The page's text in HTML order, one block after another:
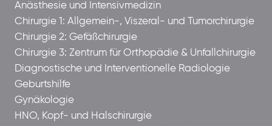
Anästhesie und Intensivmedizin
Chirurgie 1: Allgemein-, Viszeral- und Tumorchirurgie
Chirurgie 2: Gefäßchirurgie
Chirurgie 3: Zentrum für Orthopädie & Unfallchirurgie
Diagnostische und Interventionelle Radiologie
Geburtshilfe
Gynäkologie
HNO, Kopf- und Halschirurgie